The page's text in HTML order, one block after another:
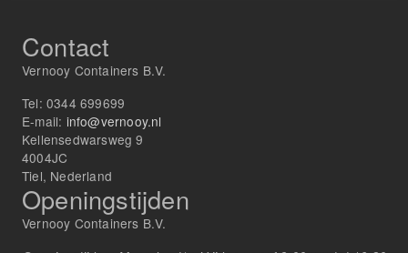
Contact
Vernooy Containers B.V.
Tel: 0344 699699
E-mail: info@vernooy.nl
Kellensedwarsweg 9
4004JC
Tiel, Nederland
Openingstijden
Vernooy Containers B.V.